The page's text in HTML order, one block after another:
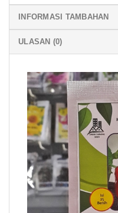
INFORMASI TAMBAHAN
ULASAN (0)